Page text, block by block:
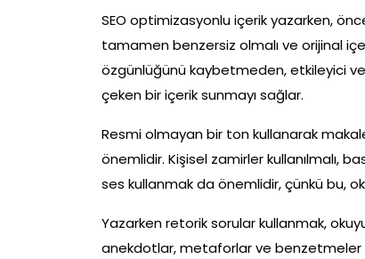
SEO optimizasyonlu içerik yazarken,
tamamen benzersiz olmalı ve orijinal
özgünlüğünü kaybetmeden, etkileyici ve
çeken bir içerik sunmayı sağlar.
Resmi olmayan bir ton kullanarak
önemlidir. Kişisel zamirler kullanılmalı,
ses kullanmak da önemlidir, çünkü bu,
Yazarken retorik sorular kullanmak,
anekdotlar, metaforlar ve benzetmeler